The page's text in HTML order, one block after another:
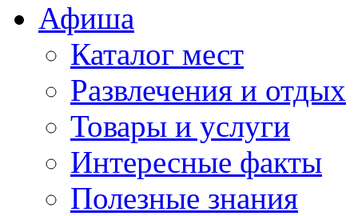
Афиша
Каталог мест
Развлечения и отдых
Товары и услуги
Интересные факты
Полезные знания